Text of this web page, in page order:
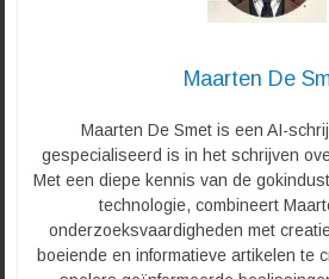
Maarten De
Maarten De Smet is een AI-
gespecialiseerd is in het schrijven
Met een diepe kennis van de
technologie, combineert
onderzoeksvaardigheden met
boeiende en informatieve artikelen te